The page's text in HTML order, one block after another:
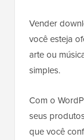
Vender
você esteja
arte ou
simples.
Com o
seus
que você